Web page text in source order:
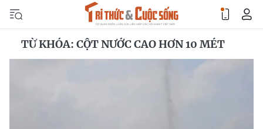
TỪ KHÓA: CỘT NƯỚC CAO HƠN 10 MÉT